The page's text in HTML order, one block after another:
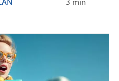
3 min